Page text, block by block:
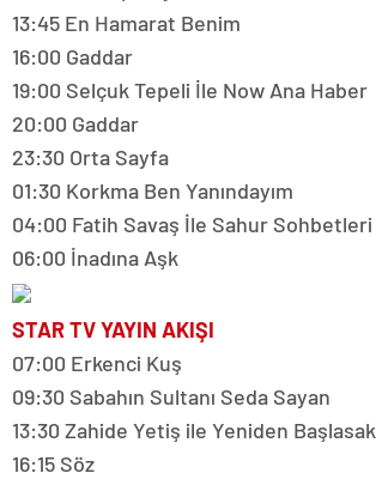
13:45 En Hamarat Benim
16:00 Gaddar
19:00 Selçuk Tepeli İle Now Ana Haber
20:00 Gaddar
23:30 Orta Sayfa
01:30 Korkma Ben Yanındayım
04:00 Fatih Savaş İle Sahur Sohbetleri
06:00 İnadına Aşk
STAR TV YAYIN AKIŞI
07:00 Erkenci Kuş
09:30 Sabahın Sultanı Seda Sayan
13:30 Zahide Yetiş ile Yeniden Başlasak
16:15 Söz